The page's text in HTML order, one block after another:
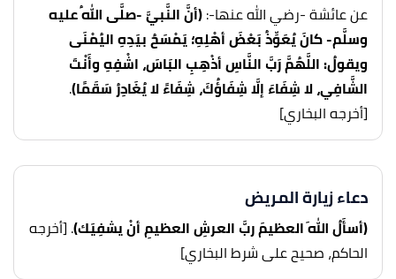
عن عائشة -رضي الله عنها-:(أنَّ النَّبيَّ -صلَّى اللهُ عليه
وسلَّم- كانَ يُعَوِّذُ بَعْضَ أهْلِهِ؛ يَمْسَحُ بيَدِهِ اليُمْنَى
ويقولُ: اللَّهُمَّ رَبَّ النَّاسِ أذْهِبِ البَاسَ، اشْفِهِ وأَنْتَ
الشَّافِي، لا شِفَاءَ إلَّا شِفَاؤُكَ، شِفَاءً لا يُغَادِرُ سَقَمًا).
[أخرجه البخاري]
دعاء زيارة المريض
(أسأَلُ اللهَ العظيمَ ربَّ العرشِ العظيمِ أنْ يشفِيَك). [أخرجه
الحاكم، صحيح على شرط البخاري]